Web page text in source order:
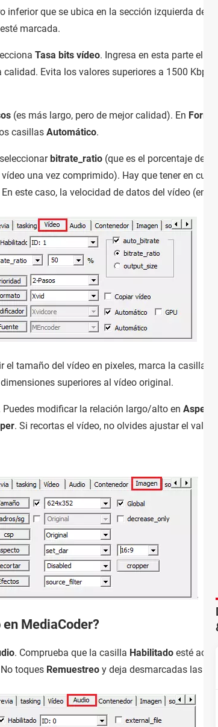
inferior que se ubica en la sección izquierda de
esté marcada.
Tasa bits vídeo. Ingresa en esta parte el
Evita los valores superiores a 1500 Kbps,
(es más largo, pero de mejor calidad). En
casillas Automático.
bitrate_ratio (que es el porcentaje de
una vez comprimido). Hay que tener en
este caso, la velocidad de datos del vídeo (en
el tamaño del vídeo en pixeles, marca la casilla al
superiores al vídeo original.
Puedes modificar la relación largo/alto en Aspecto
. Si recortas el vídeo, no olvides ajustar el valor
MediaCoder?
. Comprueba que la casilla Habilitado esté
toques Remuestreo y deja desmarcadas las